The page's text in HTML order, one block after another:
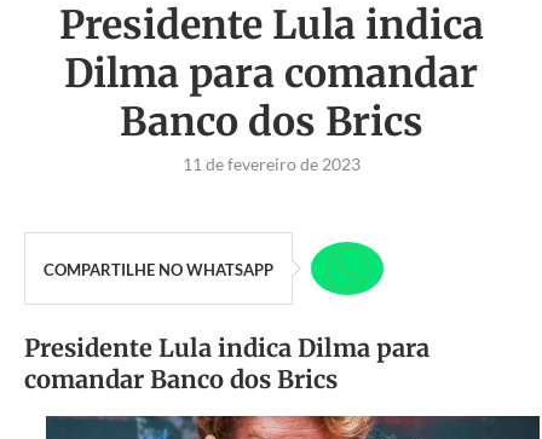
Presidente Lula indica
Dilma para comandar
Banco dos Brics
11 de fevereiro de 2023
COMPARTILHE NO WHATSAPP
Presidente Lula indica Dilma para
comandar Banco dos Brics